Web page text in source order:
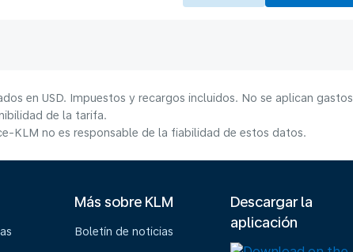
en USD. Impuestos y recargos incluidos. No se aplican gastos
de la tarifa.
KLM no es responsable de la fiabilidad de estos datos.
Más sobre KLM
Boletín de noticias
Descargar la
aplicación